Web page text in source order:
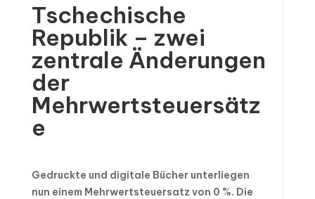
Tschechische
Republik – zwei
zentrale Änderungen
der
Mehrwertsteuersätz
e
Gedruckte und digitale Bücher unterliegen
nun einem Mehrwertsteuersatz von 0 %. Die